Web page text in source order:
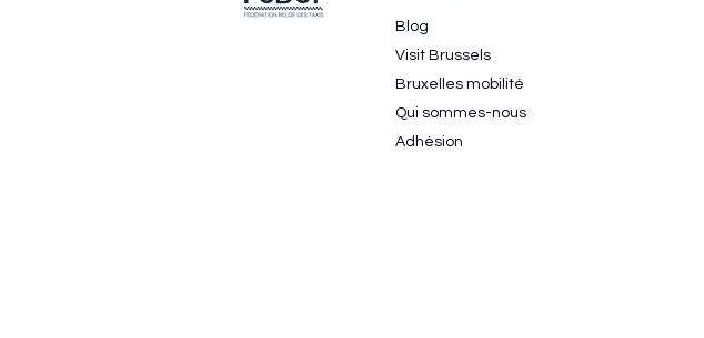
Blog
Visit Brussels
Bruxelles mobilité
Qui sommes-nous
Adhésion